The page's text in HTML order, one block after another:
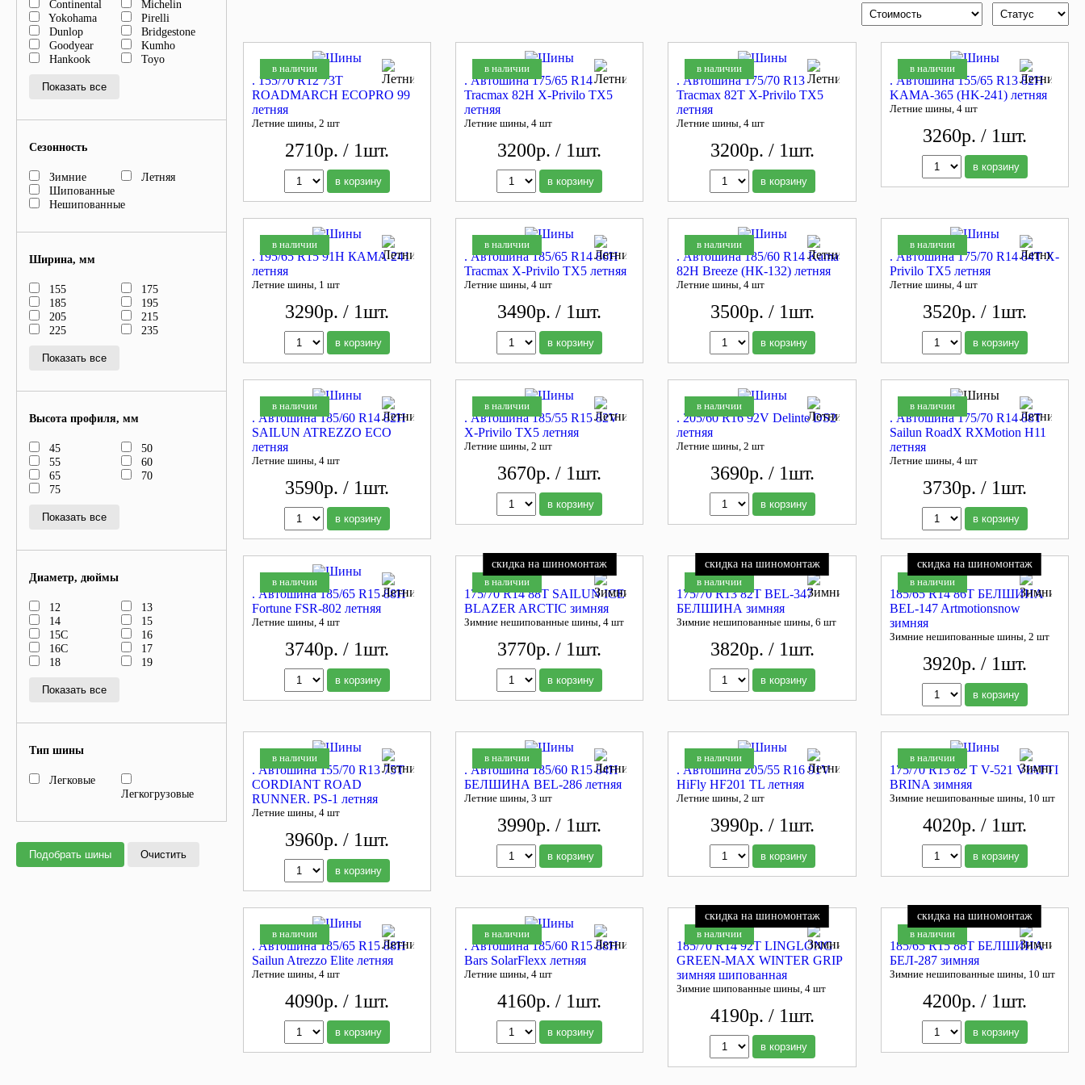
Continental
Michelin
Yokohama
Pirelli
Dunlop
Bridgestone
Goodyear
Kumho
Hankook
Toyo
Показать все
Сезонность
Зимние
Летняя
Шипованные
Нешипованные
Ширина, мм
155
175
185
195
205
215
225
235
Показать все
Высота профиля, мм
45
50
55
60
65
70
75
Показать все
Диаметр, дюймы
12
13
14
15
15C
16
16C
17
18
19
Показать все
Тип шины
Легковые
Легкогрузовые
Подобрать шины Очистить
в наличии
. 155/70 R12 73T
ROADMARCH ECOPRO 99
летняя
Летние шины, 2 шт
2710р. / 1шт.
в корзину
в наличии
. Автошина 175/65 R14
Tracmax 82H X-Privilo TX5
летняя
Летние шины, 4 шт
3200р. / 1шт.
в корзину
в наличии
. Автошина 175/70 R13
Tracmax 82T X-Privilo TX5
летняя
Летние шины, 4 шт
3200р. / 1шт.
в корзину
в наличии
. Автошина 155/65 R13 82H
KAMA-365 (HK-241) летняя
Летние шины, 4 шт
3260р. / 1шт.
в корзину
в наличии
. 195/65 R15 91H КАМА 241
летняя
Летние шины, 1 шт
3290р. / 1шт.
в корзину
в наличии
. Автошина 185/65 R14 86H
Tracmax X-Privilo TX5 летняя
Летние шины, 4 шт
3490р. / 1шт.
в корзину
в наличии
. Автошина 185/60 R14 Kama
82H Breeze (НК-132) летняя
Летние шины, 4 шт
3500р. / 1шт.
в корзину
в наличии
. Автошина 175/70 R14 84T X-
Privilo TX5 летняя
Летние шины, 4 шт
3520р. / 1шт.
в корзину
в наличии
. Автошина 185/60 R14 82H
SAILUN ATREZZO ECO
летняя
Летние шины, 4 шт
3590р. / 1шт.
в корзину
в наличии
. Автошина 185/55 R15 82V
X-Privilo TX5 летняя
Летние шины, 2 шт
3670р. / 1шт.
в корзину
в наличии
. 205/60 R16 92V Delinte DS2
летняя
Летние шины, 2 шт
3690р. / 1шт.
в корзину
в наличии
. Автошина 175/70 R14 88T
Sailun RoadX RXMotion H11
летняя
Летние шины, 4 шт
3730р. / 1шт.
в корзину
в наличии
. Автошина 185/65 R15 88H
Fortune FSR-802 летняя
Летние шины, 4 шт
3740р. / 1шт.
в корзину
в наличии
скидка на шиномонтаж
175/70 R14 88T SAILUN ICE
BLAZER ARCTIC зимняя
Зимние нешипованные шины, 4 шт
3770р. / 1шт.
в корзину
в наличии
скидка на шиномонтаж
175/70 R13 82Т BEL-347
БЕЛШИНА зимняя
Зимние нешипованные шины, 6 шт
3820р. / 1шт.
в корзину
в наличии
скидка на шиномонтаж
185/65 R14 86T БЕЛШИНА
BEL-147 Artmotionsnow
зимняя
Зимние нешипованные шины, 2 шт
3920р. / 1шт.
в корзину
в наличии
. Автошина 155/70 R13 75T
CORDIANT ROAD
RUNNER. PS-1 летняя
Летние шины, 4 шт
3960р. / 1шт.
в корзину
в наличии
. Автошина 185/60 R15 84H
БЕЛШИНА BEL-286 летняя
Летние шины, 3 шт
3990р. / 1шт.
в корзину
в наличии
. Автошина 205/55 R16 91V
HiFly HF201 TL летняя
Летние шины, 2 шт
3990р. / 1шт.
в корзину
в наличии
175/70 R13 82 T V-521 VIATTI
BRINA зимняя
Зимние нешипованные шины, 10 шт
4020р. / 1шт.
в корзину
в наличии
. Автошина 185/65 R15 88H
Sailun Atrezzo Elite летняя
Летние шины, 4 шт
4090р. / 1шт.
в корзину
в наличии
. Автошина 185/60 R15 88H
Bars SolarFlexx летняя
Летние шины, 4 шт
4160р. / 1шт.
в корзину
в наличии
скидка на шиномонтаж
185/70 R14 92T LINGLONG
GREEN-MAX WINTER GRIP
зимняя шипованная
Зимние шипованные шины, 4 шт
4190р. / 1шт.
в корзину
в наличии
скидка на шиномонтаж
185/65 R15 88T БЕЛШИНА
БЕЛ-287 зимняя
Зимние нешипованные шины, 10 шт
4200р. / 1шт.
в корзину